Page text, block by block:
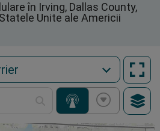
în Irving, Dallas County,
Unite ale Americii